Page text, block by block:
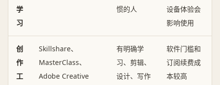
学
习
惯的人
设备体验会
影响使用
创
作
工
Skillshare、
MasterClass、
Adobe Creative
有明确学
习、剪辑、
设计、写作
软件门槛和
订阅续费成
本较高